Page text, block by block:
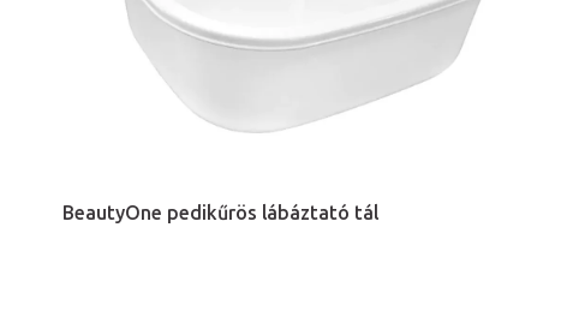
BeautyOne pedikűrös lábáztató tál